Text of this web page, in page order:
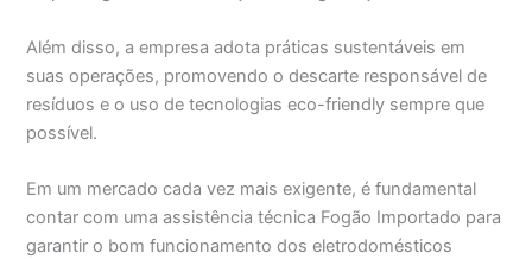
Além disso, a empresa adota práticas sustentáveis em
suas operações, promovendo o descarte responsável de
resíduos e o uso de tecnologias eco-friendly sempre que
possível.
Em um mercado cada vez mais exigente, é fundamental
contar com uma assistência técnica Fogão Importado para
garantir o bom funcionamento dos eletrodomésticos